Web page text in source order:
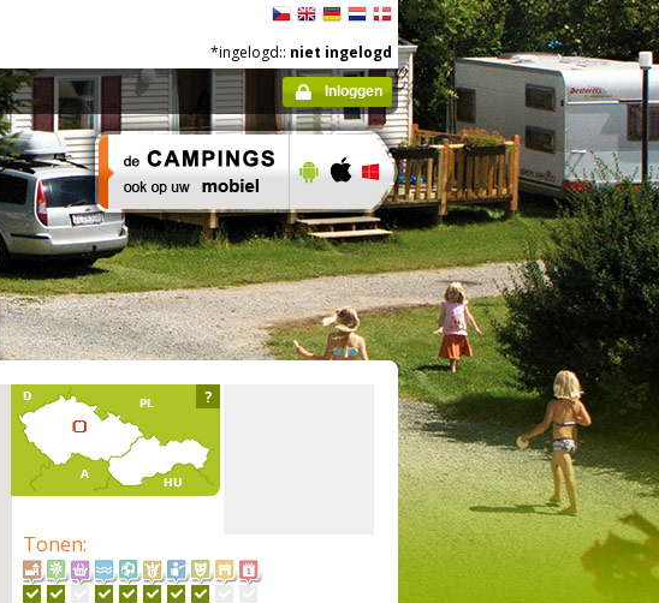
*ingelogd:: niet ingelogd
Inloggen
?
Tonen: